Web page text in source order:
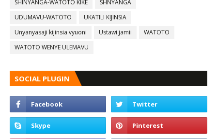
SHINYANGA-WATOTO KIKE
SHNYANGA
UDUMAVU-WATOTO
UKATILI KIJINSIA
Unyanyasaji kijinsia vyuoni
Ustawi jamii
WATOTO
WATOTO WENYE ULEMAVU
SOCIAL PLUGIN